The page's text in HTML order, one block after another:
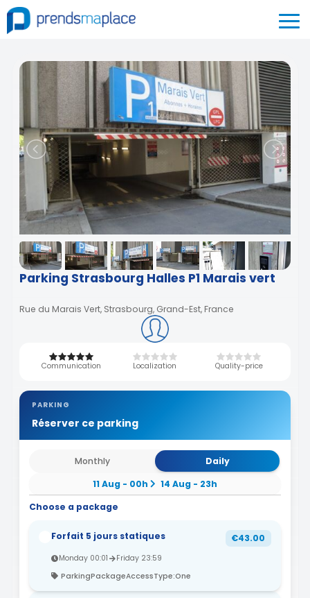
Parking Strasbourg Halles P1 Marais vert
Rue du Marais Vert, Strasbourg, Grand-Est, France
Communication Localization Quality-price
PARKING
Réserver ce parking
Monthly
Daily
11 Aug - 00h
14 Aug - 23h
Choose a package
Forfait 5 jours statiques €43.00
Monday 00:01
Friday 23:59
ParkingPackageAccessType:One